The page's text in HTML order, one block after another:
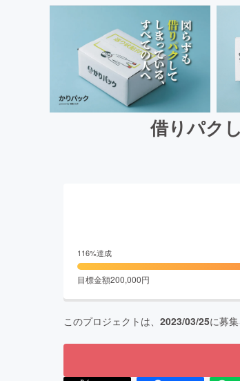
借りパク
116%達成
目標金額200,000円
このプロジェクトは、 2023/03/25に募